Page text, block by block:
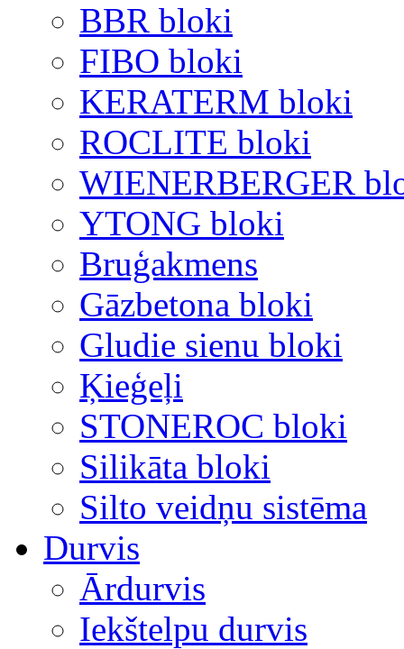
BBR bloki
FIBO bloki
KERATERM bloki
ROCLITE bloki
WIENERBERGER
YTONG bloki
Bruģakmens
Gāzbetona bloki
Gludie sienu bloki
Ķieģeļi
STONEROC bloki
Silikāta bloki
Silto veidņu sistēma
Durvis
Ārdurvis
Iekštelpu durvis